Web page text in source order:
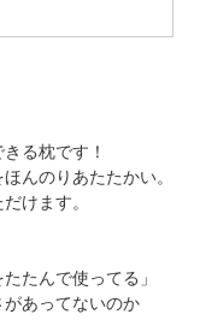
る枕です！
んのりあたたかい。
けます。
たんで使ってる」
があってないのか